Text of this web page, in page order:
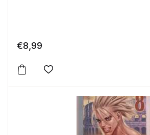
€8,99
Aggiungi alla lista dei